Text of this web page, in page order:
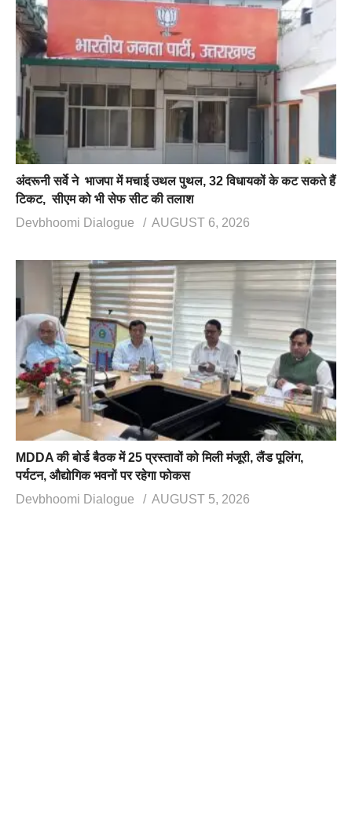
अंदरूनी सर्वे ने भाजपा में मचाई उथल पुथल, 32 विधायकों के कट सकते हैं
टिकट, सीएम को भी सेफ सीट की तलाश
Devbhoomi Dialogue
AUGUST 6, 2026
MDDA की बोर्ड बैठक में 25 प्रस्तावों को मिली मंजूरी, लैंड पूलिंग,
पर्यटन, औद्योगिक भवनों पर रहेगा फोकस
Devbhoomi Dialogue
AUGUST 5, 2026